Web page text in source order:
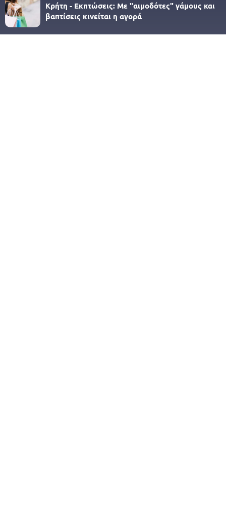
Κρήτη - Εκπτώσεις: Με "αιμοδότες" γάμους και
βαπτίσεις κινείται η αγορά